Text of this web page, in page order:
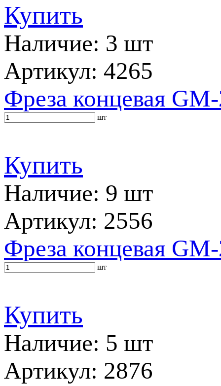
Купить
Наличие: 3 шт
Артикул: 4265
Фреза концевая
шт
Купить
Наличие: 9 шт
Артикул: 2556
Фреза концевая
шт
Купить
Наличие: 5 шт
Артикул: 2876